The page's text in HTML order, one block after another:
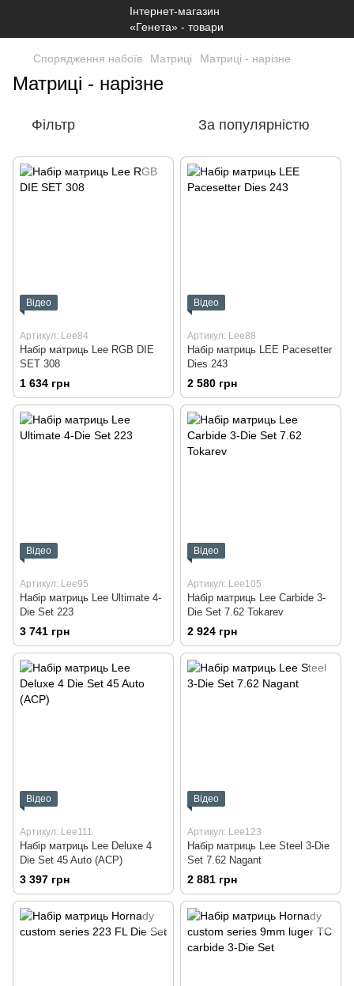
Спорядження набоїв Матриці Матриці - нарізне
Матриці - нарізне
Фільтр За популярністю
Відео
Артикул: Lee84
Набір матриць Lee RGB DIE
SET 308
1 634 грн
Відео
Артикул: Lee88
Набір матриць LEE Pacesetter
Dies 243
2 580 грн
Відео
Артикул: Lee95
Набір матриць Lee Ultimate 4-
Die Set 223
3 741 грн
Відео
Артикул: Lee105
Набір матриць Lee Carbide 3-
Die Set 7.62 Tokarev
2 924 грн
Відео
Артикул: Lee111
Набір матриць Lee Deluxe 4
Die Set 45 Auto (ACP)
3 397 грн
Відео
Артикул: Lee123
Набір матриць Lee Steel 3-Die
Set 7.62 Nagant
2 881 грн